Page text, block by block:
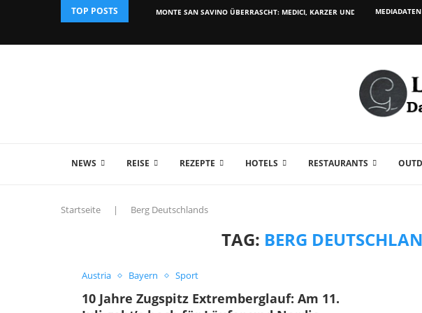
TOP POSTS MONTE SAN SAVINO ÜBERRASCHT: MEDICI, KARZER UND WEIN...
NEWS REISE REZEPTE HOTELS RESTAURANTS
Startseite | Berg Deutschlands
TAG: BERG
Austria Bayern Sport
10 Jahre Zugspitz Extremberglauf: Am 11.